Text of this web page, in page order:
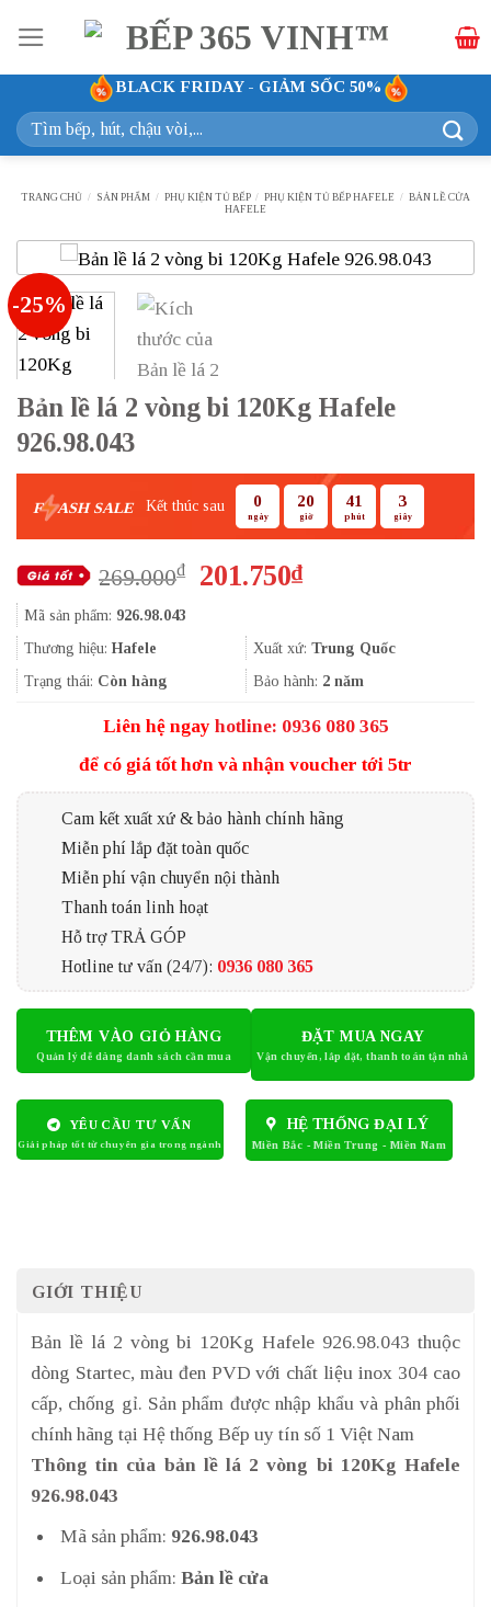
qua
nội
dung
BLACK FRIDAY - GIẢM SỐC 50%
Tìm
kiếm:
TRANG CHỦ / SẢN PHẨM / PHỤ KIỆN TỦ BẾP / PHỤ KIỆN TỦ BẾP HAFELE / BẢN LỀ CỬA
HAFELE
-25%
Bản lề lá 2 vòng bi 120Kg Hafele
926.98.043
F ASH SALE Kết thúc sau 0
ngày
20
giờ
41
phút
2
giây
269.000₫
Giá
269.000₫.
201.750₫Giá
là:
201.750₫.
Mã sản phẩm: 926.98.043
Thương hiệu: Hafele Xuất xứ: Trung Quốc
Trạng thái: Còn hàng Bảo hành: 2 năm
Liên hệ ngay hotline: 0936 080 365
để có giá tốt hơn và nhận voucher tới 5tr
Cam kết xuất xứ & bảo hành chính hãng
Miễn phí lắp đặt toàn quốc
Miễn phí vận chuyển nội thành
Thanh toán linh hoạt
Hỗ trợ TRẢ GÓP
Hotline tư vấn (24/7): 0936 080 365
THÊM VÀO GIỎ HÀNG ĐẶT MUA NGAY
YÊU CẦU TƯ VẤN HỆ THỐNG ĐẠI LÝ
GIỚI THIỆU
Bản lề lá 2 vòng bi 120Kg Hafele 926.98.043 thuộc
dòng Startec, màu đen PVD với chất liệu inox 304 cao
cấp, chống gỉ. Sản phẩm được nhập khẩu và phân phối
chính hãng tại Hệ thống Bếp uy tín số 1 Việt Nam
Thông tin của bản lề lá 2 vòng bi 120Kg Hafele
926.98.043
Mã sản phẩm: 926.98.043
Loại sản phẩm: Bản lề cửa